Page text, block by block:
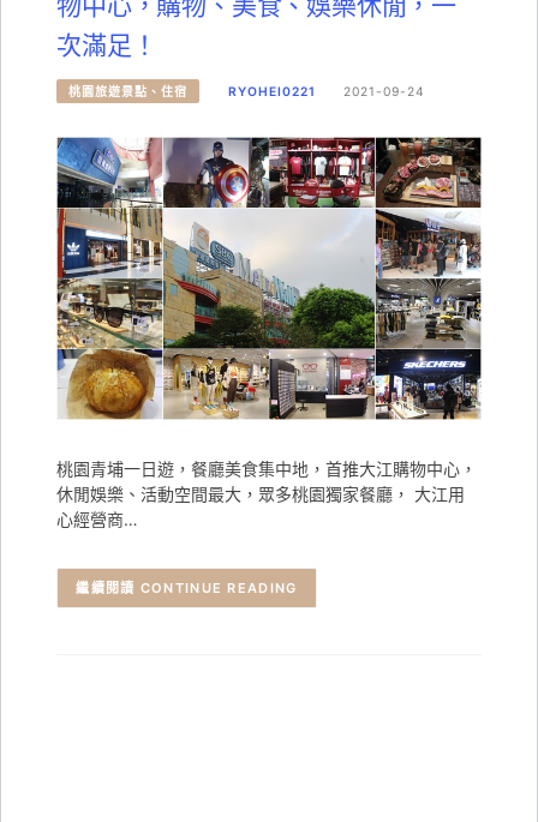
物中心，購物、美食、娛樂休閒，一
次滿足！
桃園旅遊景點、住宿 RYOHEI0221 2021-09-24
桃園青埔一日遊，餐廳美食集中地，首推大江購物中心，
休閒娛樂、活動空間最大，眾多桃園獨家餐廳， 大江用
心經營商…
CONTINUE READING